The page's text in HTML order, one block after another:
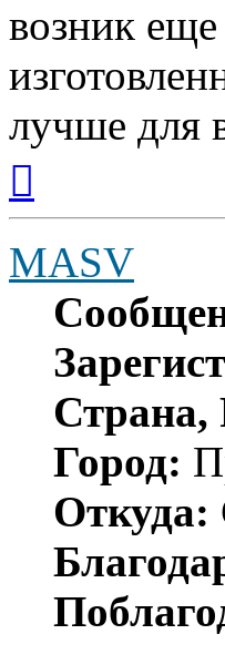
возник
лучше для
началу
MASV
Страна,
Город:
Откуда: